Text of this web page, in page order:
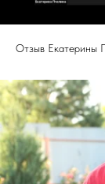
Отзыв Екатерины